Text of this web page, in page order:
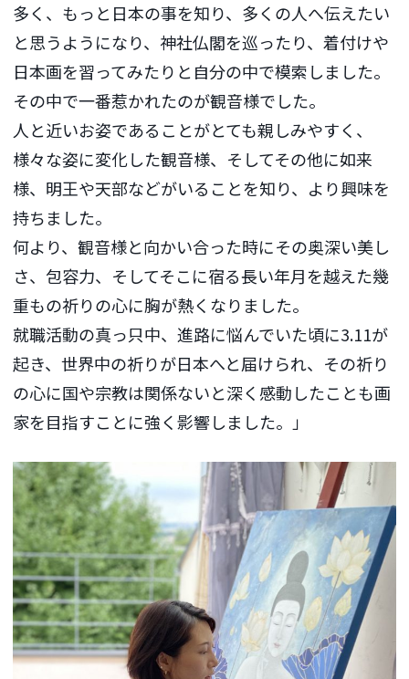
多く、もっと日本の事を知り、多くの人へ伝えたい
と思うようになり、神社仏閣を巡ったり、着付けや
日本画を習ってみたりと自分の中で模索しました。
その中で一番惹かれたのが観音様でした。
人と近いお姿であることがとても親しみやすく、
様々な姿に変化した観音様、そしてその他に如来
様、明王や天部などがいることを知り、より興味を
持ちました。
何より、観音様と向かい合った時にその奥深い美し
さ、包容力、そしてそこに宿る長い年月を越えた幾
重もの祈りの心に胸が熱くなりました。
就職活動の真っ只中、進路に悩んでいた頃に3.11が
起き、世界中の祈りが日本へと届けられ、その祈り
の心に国や宗教は関係ないと深く感動したことも画
家を目指すことに強く影響しました。」